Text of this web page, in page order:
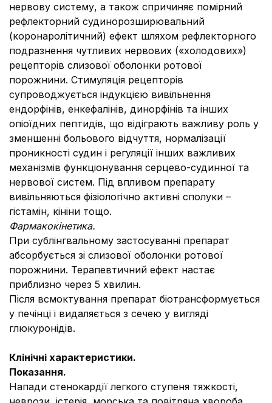
нервову систему, а також спричиняє помірний
рефлекторний судинорозширювальний
(коронаролітичний) ефект шляхом рефлекторного
подразнення чутливих нервових («холодових»)
рецепторів слизової оболонки ротової
порожнини. Стимуляція рецепторів
супроводжується індукцією вивільнення
ендорфінів, енкефалінів, динорфінів та інших
опіоїдних пептидів, що відіграють важливу роль у
зменшенні больового відчуття, нормалізації
проникності судин і регуляції інших важливих
механізмів функціонування серцево-судинної та
нервової систем. Під впливом препарату
вивільняються фізіологічно активні сполуки –
гістамін, кініни тощо.
Фармакокінетика.
При сублінгвальному застосуванні препарат
абсорбується зі слизової оболонки ротової
порожнини. Терапевтичний ефект настає
приблизно через 5 хвилин.
Після всмоктування препарат біотрансформується
у печінці і видаляється з сечею у вигляді
глюкуронідів.
Клінічні характеристики.
Показання.
Напади стенокардії легкого ступеня тяжкості,